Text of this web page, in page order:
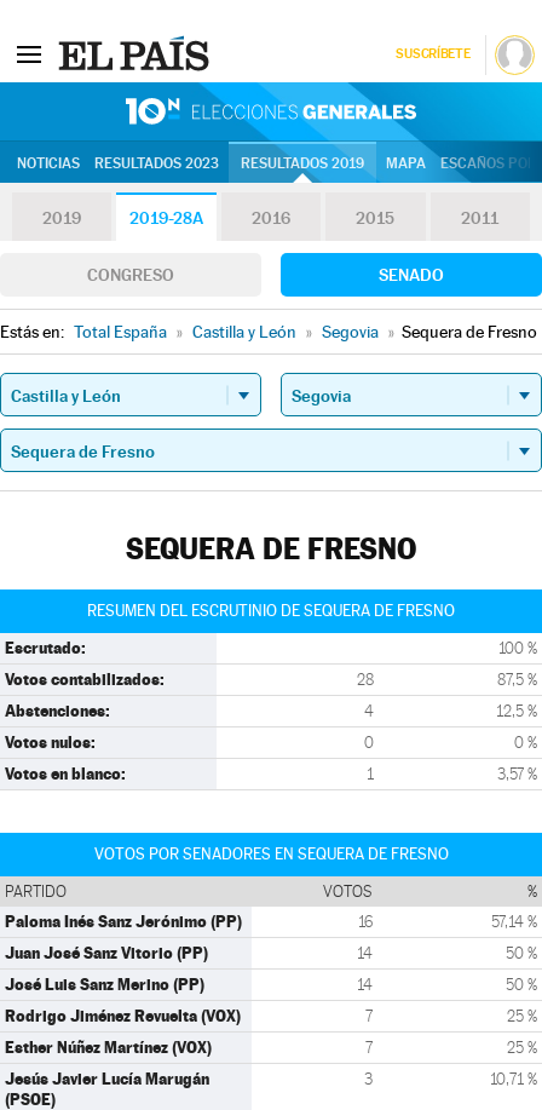
SUSCRÍBETE
NOTICIAS RESULTADOS 2023 RESULTADOS 2019 MAPA ESCAÑOS
2019 2019-28A 2016 2015 2011
CONGRESO SENADO
Estás en: Total España » Castilla y León » Segovia » Sequera de Fresno
SEQUERA DE FRESNO
RESUMEN DEL ESCRUTINIO DE SEQUERA DE FRESNO
Escrutado: 100 %
Votos contabilizados: 28 87,5 %
Abstenciones: 4 12,5 %
Votos nulos: 0 0 %
Votos en blanco: 1 3,57 %
VOTOS POR SENADORES EN SEQUERA DE FRESNO
PARTIDO VOTOS %
Paloma Inés Sanz Jerónimo (PP) 16 57,14 %
Juan José Sanz Vitorio (PP) 14 50 %
José Luis Sanz Merino (PP) 14 50 %
Rodrigo Jiménez Revuelta (VOX) 7 25 %
Esther Núñez Martínez (VOX) 7 25 %
Jesús Javier Lucía Marugán
(PSOE)
3 10,71 %